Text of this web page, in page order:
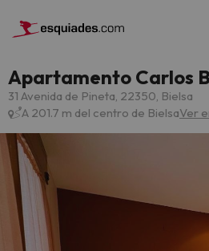
Apartamento Carlos
31 Avenida de Pineta, 22350, Bielsa
A 201.7 m del centro de BielsaVer